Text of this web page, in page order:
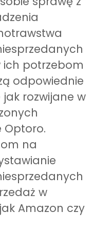
ich potrzebom
odpowiednie
jak rozwijane w
na
w
Amazon czy